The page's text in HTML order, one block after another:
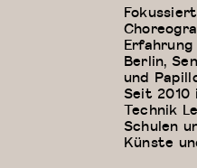
Berlin,
und
Seit
Technik
Schulen
Künste